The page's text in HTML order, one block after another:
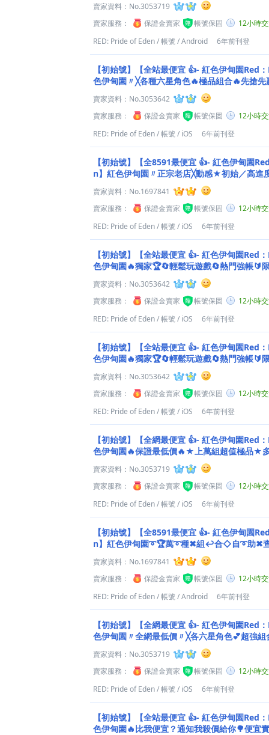
賣家資料： No.3053719
賣家服務：
保證金賣家 帳號保固
12小時
RED: Pride of Eden/帳號/Android 6年前刊登
【初始號】【全站最便宜 👍- 紅色伊甸園Red
色伊甸園〃╳各種六星角色🔥極品組合🔥先搶
賣家資料： No.3053642
賣家服務：
保證金賣家 帳號保固
12小時
RED: Pride of Eden/帳號/ iOS 6年前刊登
【初始號】【全8591最便宜 👍- 紅色伊甸園
n】紅色伊甸園〃正宗老店╳動感★初始／高進
賣家資料： No.1697841
賣家服務：
保證金賣家 帳號保固
12小時
RED: Pride of Eden/帳號/ iOS 6年前刊登
【初始號】【全站最便宜 👍- 紅色伊甸園Red
色伊甸園🔥獨家🏆🔄輕鬆玩遊戲🔄熱門強帳🔰
賣家資料： No.3053642
賣家服務：
保證金賣家 帳號保固
12小時
RED: Pride of Eden/帳號/ iOS 6年前刊登
【初始號】【全站最便宜 👍- 紅色伊甸園Red
色伊甸園🔥獨家🏆🔄輕鬆玩遊戲🔄熱門強帳🔰
賣家資料： No.3053642
賣家服務：
保證金賣家 帳號保固
12小時
RED: Pride of Eden/帳號/ iOS 6年前刊登
【初始號】【全網最便宜 👍- 紅色伊甸園Red
色伊甸園🔥保證最低價🔥★上萬組超值極品★
賣家資料： No.3053719
賣家服務：
保證金賣家 帳號保固
12小時
RED: Pride of Eden/帳號/ iOS 6年前刊登
【初始號】【全8591最便宜 👍- 紅色伊甸園
n】紅色伊甸園➰🏆萬➰種✖組↩合◇自➰助✖
賣家資料： No.1697841
賣家服務：
保證金賣家 帳號保固
12小時
RED: Pride of Eden/帳號/Android 6年前刊登
【初始號】【全網最便宜 👍- 紅色伊甸園Red
色伊甸園〃全網最低價〃╳各六星角色💕超強組
賣家資料： No.3053719
賣家服務：
保證金賣家 帳號保固
12小時
RED: Pride of Eden/帳號/ iOS 6年前刊登
【初始號】【全站最便宜 👍- 紅色伊甸園Red
色伊甸園🔥比我便宜？通知我殺價給你🌳便宜